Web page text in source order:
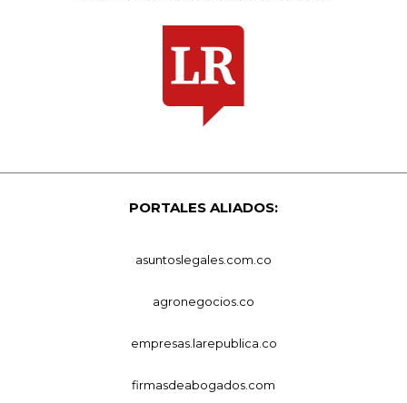
PORTALES ALIADOS:
asuntoslegales.com.co
agronegocios.co
empresas.larepublica.co
firmasdeabogados.com